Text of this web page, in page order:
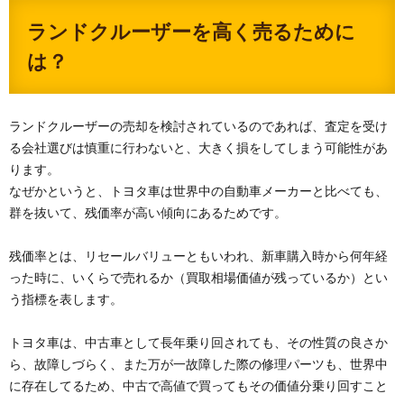
ランドクルーザーを高く売るために
は？
ランドクルーザーの売却を検討されているのであれば、査定を受け
る会社選びは慎重に行わないと、大きく損をしてしまう可能性があ
ります。
なぜかというと、トヨタ車は世界中の自動車メーカーと比べても、
群を抜いて、残価率が高い傾向にあるためです。
残価率とは、リセールバリューともいわれ、新車購入時から何年経
った時に、いくらで売れるか（買取相場価値が残っているか）とい
う指標を表します。
トヨタ車は、中古車として長年乗り回されても、その性質の良さか
ら、故障しづらく、また万が一故障した際の修理パーツも、世界中
に存在してるため、中古で高値で買ってもその価値分乗り回すこと